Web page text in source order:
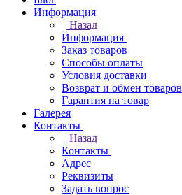
Информация
Назад
Информация
Заказ товаров
Способы оплаты
Условия доставки
Возврат и обмен товаров
Гарантия на товар
Галерея
Контакты
Назад
Контакты
Адрес
Реквизиты
Задать вопрос